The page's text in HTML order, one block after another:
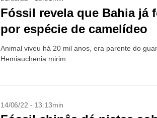
Fóssil revela que Bahia já
por espécie de camelídeo
Animal viveu há 20 mil anos, era parente do
Hemiauchenia mirim
14/06/22 - 13:13min